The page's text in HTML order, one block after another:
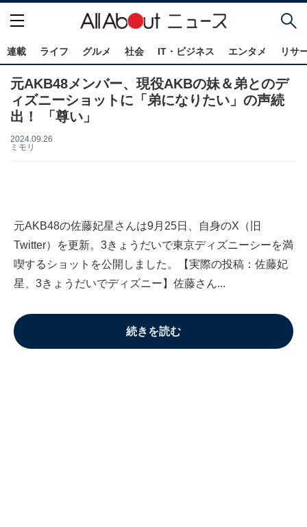
連載 ライフ グルメ 社会 IT・ビジネス エンタメ リサ
元AKB48メンバー、現役AKBの妹＆弟とのデ
ィズニーショットに「弟になりたい」の声続
出！ 「尊い」
2024.09.26
ミモリ
元AKB48の佐藤妃星さんは9月25日、自身のX（旧
Twitter）を更新。3きょうだいで東京ディズニーシーを満
喫するショットを公開しました。【実際の投稿：佐藤妃
星、3きょうだいでディズニー】佐藤さん...
続きを読む